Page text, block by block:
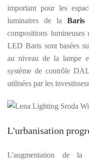
important pour les
luminaires de laBaris
compositions
LED Baris sont basées
au niveau de la lampe
système de contrôle
utilisées par les
L'urbanisation
L'augmentation de la